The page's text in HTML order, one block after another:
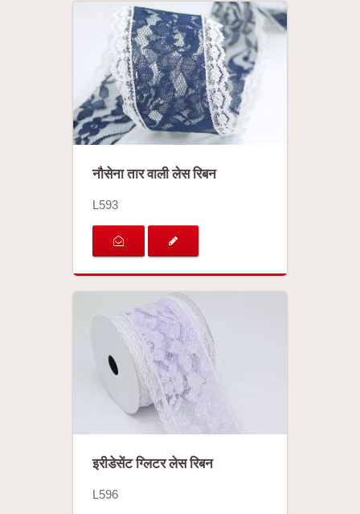
नौसेना तार वाली लेस रिबन
L593
इरीडेसेंट ग्लिटर लेस रिबन
L596